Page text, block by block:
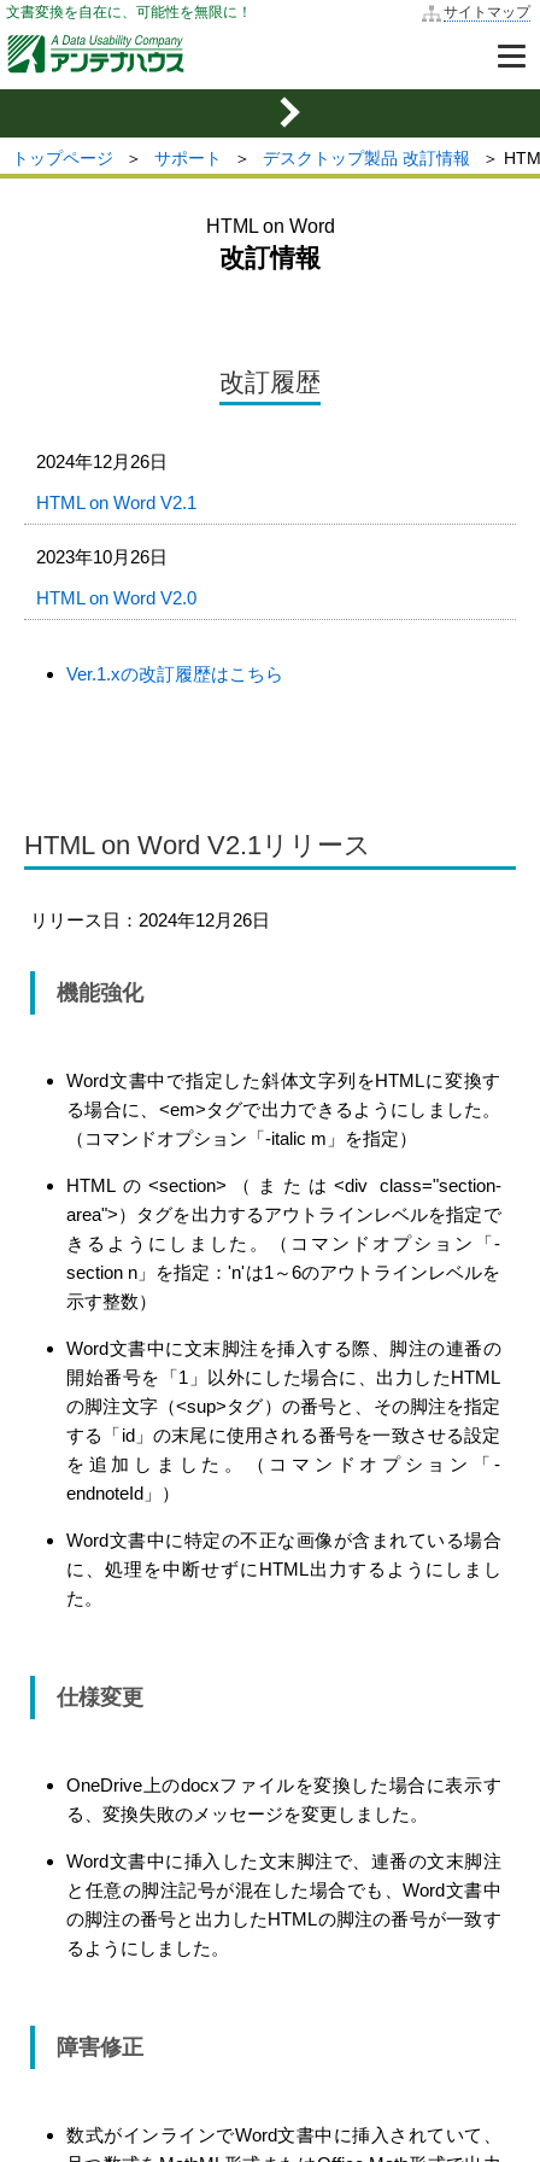
文書変換を自在に、可能性を無限に！ サイトマップ
トップページ ＞ サポート ＞ デスクトップ製品 改訂情報 ＞
HTML on Word
改訂情報
改訂履歴
2024年12月26日
HTML on Word V2.1
2023年10月26日
HTML on Word V2.0
Ver.1.xの改訂履歴はこちら
HTML on Word V2.1リリース
リリース日：2024年12月26日
機能強化
Word文書中で指定した斜体文字列をHTMLに変換す
る場合に、<em>タグで出力できるようにしました。
（コマンドオプション「-italic m」を指定）
HTMLの<section>（または<div class="section-
area">）タグを出力するアウトラインレベルを指定で
きるようにしました。（コマンドオプション「-
section n」を指定：'n'は1～6のアウトラインレベルを
示す整数）
Word文書中に文末脚注を挿入する際、脚注の連番の
開始番号を「1」以外にした場合に、出力したHTML
の脚注文字（<sup>タグ）の番号と、その脚注を指定
する「id」の末尾に使用される番号を一致させる設定
を追加しました。（コマンドオプション「-
endnoteId」）
Word文書中に特定の不正な画像が含まれている場合
に、処理を中断せずにHTML出力するようにしまし
た。
仕様変更
OneDrive上のdocxファイルを変換した場合に表示す
る、変換失敗のメッセージを変更しました。
Word文書中に挿入した文末脚注で、連番の文末脚注
と任意の脚注記号が混在した場合でも、Word文書中
の脚注の番号と出力したHTMLの脚注の番号が一致す
るようにしました。
障害修正
数式がインラインでWord文書中に挿入されていて、